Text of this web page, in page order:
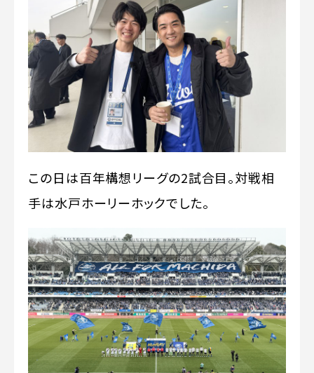
この日は百年構想リーグの2試合目。対戦相
手は水戸ホーリーホックでした。